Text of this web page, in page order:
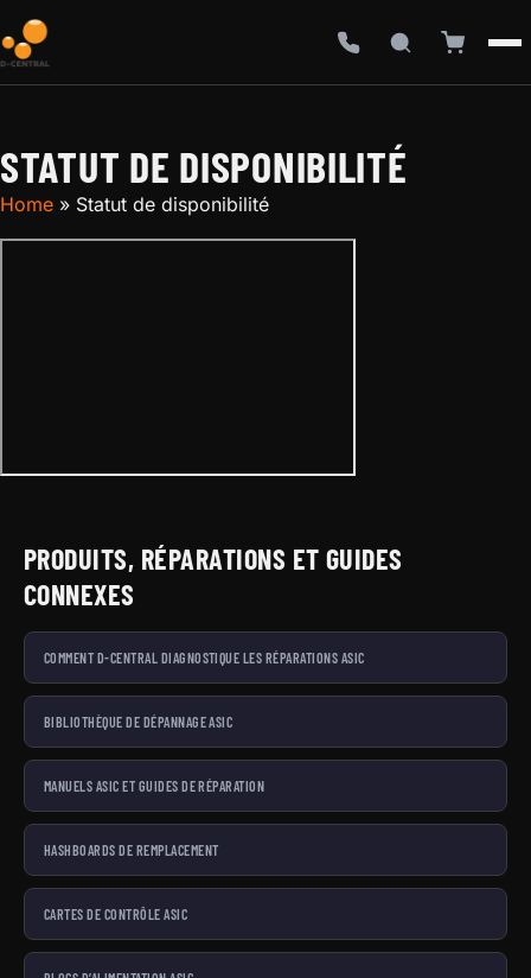
STATUT DE DISPONIBILITÉ
Home » Statut de disponibilité
PRODUITS, RÉPARATIONS ET GUIDES
CONNEXES
COMMENT D-CENTRAL DIAGNOSTIQUE LES RÉPARATIONS ASIC
BIBLIOTHÈQUE DE DÉPANNAGE ASIC
MANUELS ASIC ET GUIDES DE RÉPARATION
HASHBOARDS DE REMPLACEMENT
CARTES DE CONTRÔLE ASIC